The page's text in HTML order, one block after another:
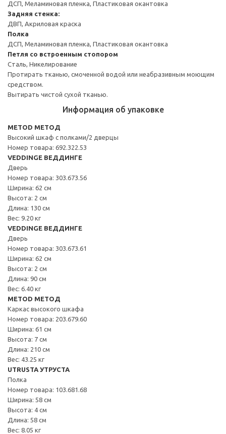
ДСП, Меламиновая пленка, Пластиковая окантовка
Задняя стенка:
ДВП, Акриловая краска
Полка
ДСП, Меламиновая пленка, Пластиковая окантовка
Петля со встроенным стопором
Сталь, Никелирование
Протирать тканью, смоченной водой или неабразивным моющим
средством.
Вытирать чистой сухой тканью.
Информация об упаковке
METOD МЕТОД
Высокий шкаф с полками/2 дверцы
Номер товара: 692.322.53
VEDDINGE ВЕДДИНГЕ
Дверь
Номер товара: 303.673.56
Ширина: 62 см
Высота: 2 см
Длина: 130 см
Вес: 9.20 кг
VEDDINGE ВЕДДИНГЕ
Дверь
Номер товара: 303.673.61
Ширина: 62 см
Высота: 2 см
Длина: 90 см
Вес: 6.40 кг
METOD МЕТОД
Каркас высокого шкафа
Номер товара: 203.679.60
Ширина: 61 см
Высота: 7 см
Длина: 210 см
Вес: 43.25 кг
UTRUSTA УТРУСТА
Полка
Номер товара: 103.681.68
Ширина: 58 см
Высота: 4 см
Длина: 58 см
Вес: 8.05 кг